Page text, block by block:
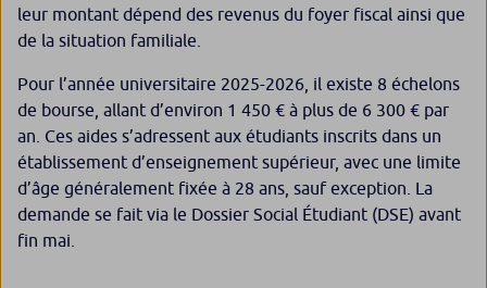
leur montant dépend des revenus du foyer fiscal ainsi que
de la situation familiale.
Pour l’année universitaire 2025-2026, il existe 8 échelons
de bourse, allant d’environ 1 450 € à plus de 6 300 € par
an. Ces aides s’adressent aux étudiants inscrits dans un
établissement d’enseignement supérieur, avec une limite
d’âge généralement fixée à 28 ans, sauf exception. La
demande se fait via le Dossier Social Étudiant (DSE) avant
fin mai.